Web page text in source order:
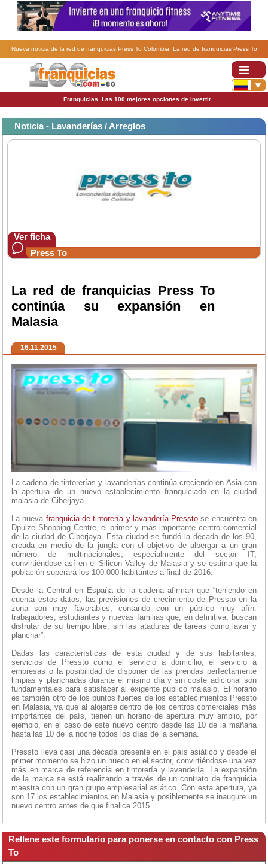
Nueva noticia de la red de franquicias Press To Colombia. La red de franquicias Press To
continúa su expansión en Malasia.
Franquicias. Las 100 mejores opciones de invertir
Noticia - Lavanderías / Arreglos
Ver ficha
Press To
La red de franquicias Press To
continúa su expansión en
Malasia
16.11.2015
La cadena de tintorerías y lavanderías continúa creciendo en Asia con
la apertura de un nuevo establecimiento franquiciado en la ciudad
malasia de Ciberjaya.
La nueva franquicia de tintorería y lavandería Pressto se encuentra en
Dpulze Shopping Centre, el primer y más importante centro comercial
de la ciudad de Ciberjaya. Esta ciudad se fundó la década de los 90,
creada en medio de la jungla con el objetivo de albergar a un gran
número de multinacionales, especialmente del sector IT,
convirtiéndose así en el Silicon Valley de Malasia y se estima que la
población superará los 100.000 habitantes a final de 2016.
Desde la Central en España de la cadena afirman que “teniendo en
cuenta estos datos, las previsiones de crecimiento de Pressto en la
zona son muy favorables, contando con un público muy afín:
trabajadores, estudiantes y nuevas familias que, en definitiva, buscan
disfrutar de su tiempo libre, sin las ataduras de tareas como lavar y
planchar”.
Dadas las características de esta ciudad y de sus habitantes,
servicios de Pressto como el servicio a domicilio, el servicio a
empresas o la posibilidad de disponer de las prendas perfectamente
limpias y planchadas durante el mismo día y sin coste adicional son
fundamentales para satisfacer al exigente público malasio. El horario
es también otro de los puntos fuertes de los establecimientos Pressto
en Malasia, ya que al alojarse dentro de los centros comerciales más
importantes del país, tienen un horario de apertura muy amplio, por
ejemplo, en el caso de este nuevo centro desde las 10 de la mañana
hasta las 10 de la noche todos los días de la semana.
Pressto lleva casi una década presente en el país asiático y desde el
primer momento se hizo un hueco en el sector, convirtiéndose una vez
más en marca de referencia en tintorería y lavandería. La expansión
de la marca se está realizando a través de un contrato de franquicia
maestra con un gran grupo empresarial asiático. Con esta apertura, ya
son 17 los establecimientos en Malasia y posiblemente se inaugure un
nuevo centro antes de que finalice 2015.
Rellene este formulario para ponerse en contacto con Press
To